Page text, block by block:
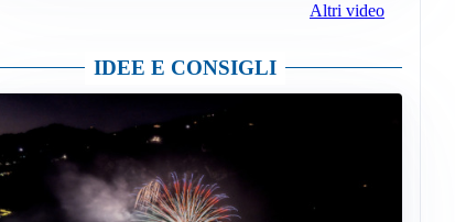
Altri video
IDEE E CONSIGLI